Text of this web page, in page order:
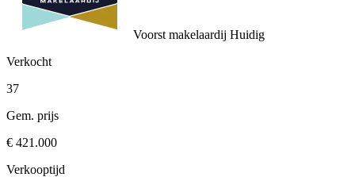
Voorst makelaardij Huidig
Verkocht
37
Gem. prijs
€ 421.000
Verkooptijd